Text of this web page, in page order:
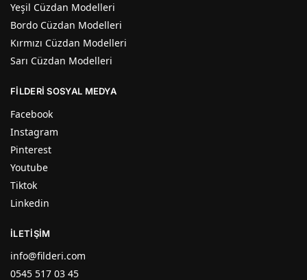
Yeşil Cüzdan Modelleri
Bordo Cüzdan Modelleri
Kırmızı Cüzdan Modelleri
Sarı Cüzdan Modelleri
FİLDERİ SOSYAL MEDYA
Facebook
Instagram
Pinterest
Youtube
Tiktok
Linkedin
İLETIŞIM
info@filderi.com
0545 517 03 45